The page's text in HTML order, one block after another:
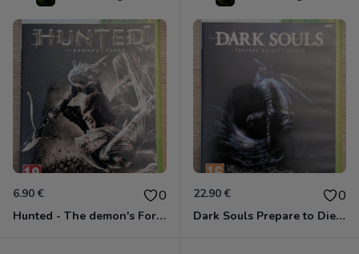
6.90 € 0
Hunted - The demon's Forge Xbox 360 (Complet CIB)
22.90 € 0
Dark Souls Prepare to Die Edition XBOX 360